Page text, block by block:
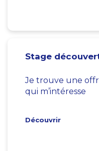
Stage
Je trouve une
qui m’intéresse
Découvrir